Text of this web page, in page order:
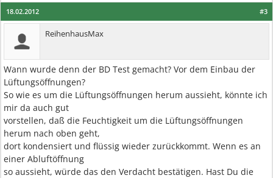
#3
18.02.2012
ReihenhausMax
Wann wurde denn der BD Test gemacht? Vor dem Einbau der
Lüftungsöffnungen?
So wie es um die Lüftungsöffnungen herum aussieht, könnte ich
mir da auch gut
vorstellen, daß die Feuchtigkeit um die Lüftungsöffnungen
herum nach oben geht,
dort kondensiert und flüssig wieder zurückkommt. Wenn es an
einer Abluftöffnung
so aussieht, würde das den Verdacht bestätigen. Hast Du die